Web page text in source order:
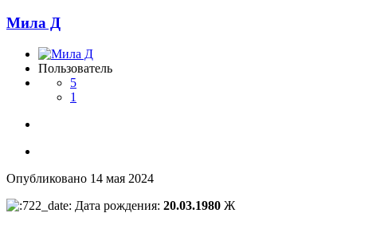
Мила Д
Пользователь
5
1
Опубликовано 14 мая 2024
Дата рождения: 20.03.1980 Ж